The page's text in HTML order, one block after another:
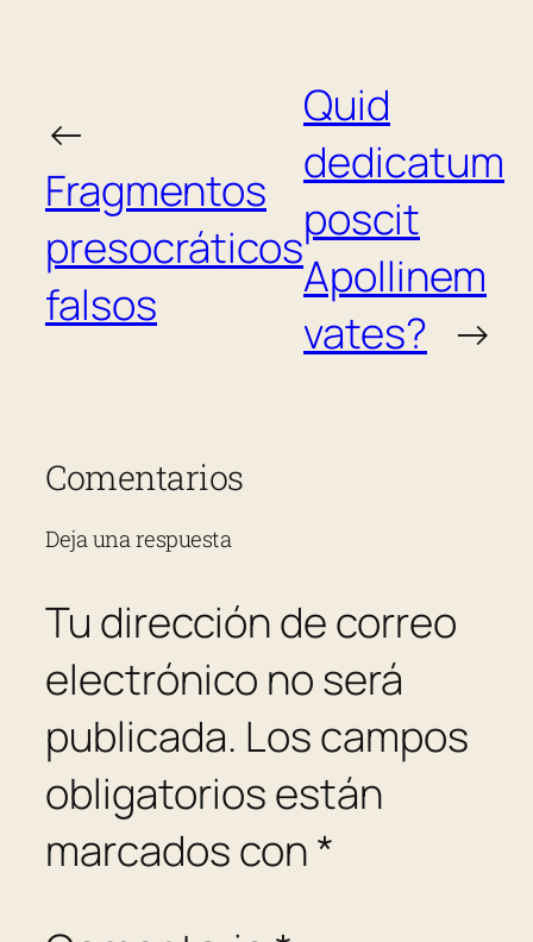
←
Fragmentos
presocráticos
falsos
Quid
dedicatum
poscit
Apollinem
vates? →
Comentarios
Deja una respuesta
Tu dirección de correo
electrónico no será
publicada. Los campos
obligatorios están
marcados con*